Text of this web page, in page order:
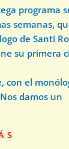
programa
semanas,
de Santi
su primera
con el
damos un